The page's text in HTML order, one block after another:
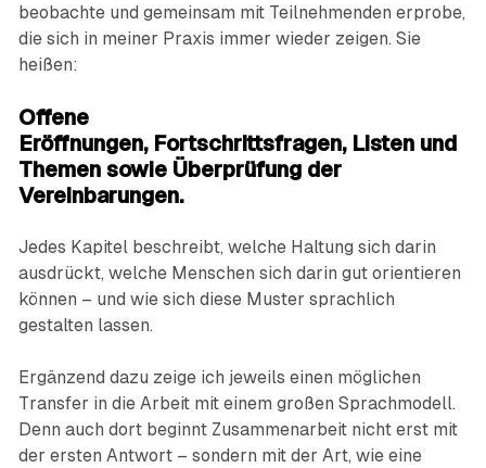
beobachte und gemeinsam mit Teilnehmenden erprobe,
die sich in meiner Praxis immer wieder zeigen. Sie
heißen:
Offene
Eröffnungen, Fortschrittsfragen, Listen und
Themensowie Überprüfung der
Vereinbarungen.
Jedes Kapitel beschreibt, welche Haltung sich darin
ausdrückt, welche Menschen sich darin gut orientieren
können – und wie sich diese Muster sprachlich
gestalten lassen.
Ergänzend dazu zeige ich jeweils einen möglichen
Transfer in die Arbeit mit einem großen Sprachmodell.
Denn auch dort beginnt Zusammenarbeit nicht erst mit
der ersten Antwort – sondern mit der Art, wie eine